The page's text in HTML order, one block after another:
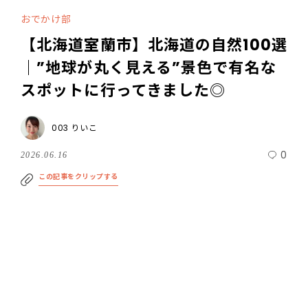
おでかけ部
【北海道室蘭市】北海道の自然100選
｜”地球が丸く見える”景色で有名な
スポットに行ってきました◎
003 りいこ
2026.06.16 0
この記事をクリップする